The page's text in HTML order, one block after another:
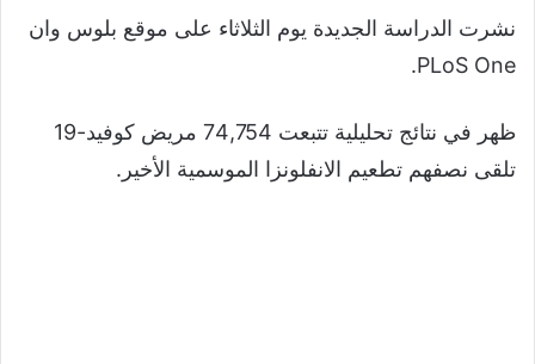
نشرت الدراسة الجديدة يوم الثلاثاء على موقع بلوس وان
PLoS One.
ظهر في نتائج تحليلية تتبعت 74,754 مريض كوفيد-19
تلقى نصفهم تطعيم الانفلونزا الموسمية الأخير.